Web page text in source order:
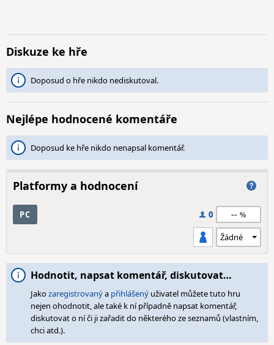
Diskuze ke hře
Doposud o hře nikdo nediskutoval.
Nejlépe hodnocené komentáře
Doposud ke hře nikdo nenapsal komentář.
Platformy a hodnocení
PC 0 --
Hodnotit, napsat komentář, diskutovat…
Jakozaregistrovanýa přihlášený uživatel můžete tuto hru
nejen ohodnotit, ale také k ní případně napsat komentář,
diskutovat o ní či ji zařadit do některého ze seznamů (vlastním,
chci atd.).